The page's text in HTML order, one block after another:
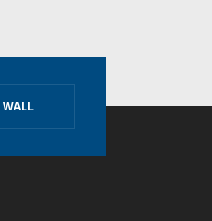
WALL